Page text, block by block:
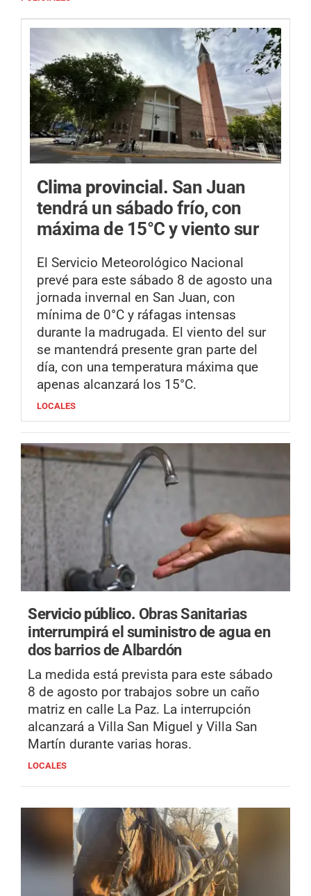
Clima provincial. San Juan
tendrá un sábado frío, con
máxima de 15°C y viento sur
El Servicio Meteorológico Nacional
prevé para este sábado 8 de agosto una
jornada invernal en San Juan, con
mínima de 0°C y ráfagas intensas
durante la madrugada. El viento del sur
se mantendrá presente gran parte del
día, con una temperatura máxima que
apenas alcanzará los 15°C.
LOCALES
Servicio público. Obras Sanitarias
interrumpirá el suministro de agua en
dos barrios de Albardón
La medida está prevista para este sábado
8 de agosto por trabajos sobre un caño
matriz en calle La Paz. La interrupción
alcanzará a Villa San Miguel y Villa San
Martín durante varias horas.
LOCALES